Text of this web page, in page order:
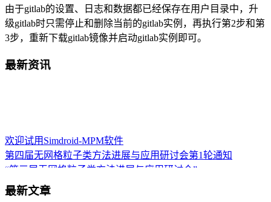
由于gitlab的设置、日志和数据都已经保存在用户目录中，升
级gitlab时只需停止和删除当前的gitlab实例，再执行第2步和第
3步，重新下载gitlab镜像并启动gitlab实例即可。
最新资讯
欢迎试用Simdroid-MPM软件
第四届无网格粒子类方法进展与应用研讨会第1轮通知
“第三届无网格粒子类方法进展与应用研讨会”
本站部分页面出现502错误的解决办法
最新文章